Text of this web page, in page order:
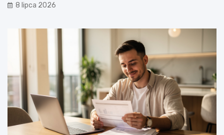
8 lipca 2026